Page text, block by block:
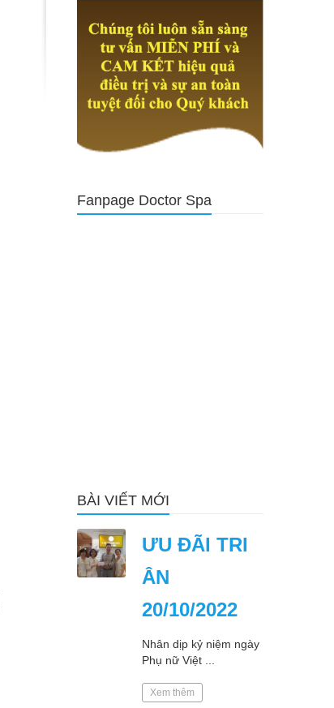
Fanpage Doctor Spa
BÀI VIẾT MỚI
ƯU ĐÃI TRI
ÂN
20/10/2022
Nhân dịp kỷ niệm ngày
Phụ nữ Việt ...
Xem thêm